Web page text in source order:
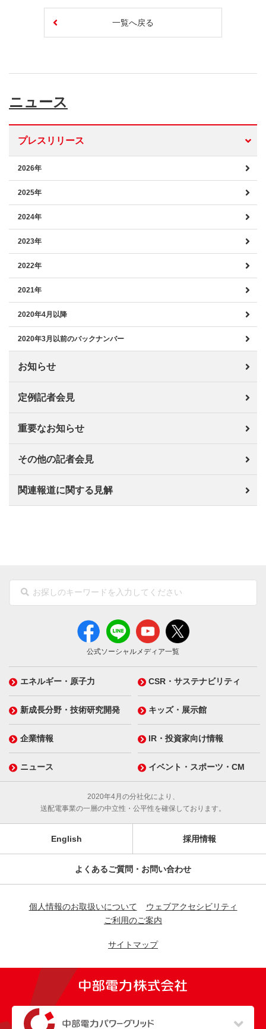
一覧へ戻る
ニュース
プレスリリース
2026年
2025年
2024年
2023年
2022年
2021年
2020年4月以降
2020年3月以前のバックナンバー
お知らせ
定例記者会見
重要なお知らせ
その他の記者会見
関連報道に関する見解
公式ソーシャルメディア一覧
エネルギー・原子力 CSR・サステナビリティ
新成長分野・技術研究開発 キッズ・展示館
企業情報 IR・投資家向け情報
ニュース イベント・スポーツ・CM
2020年4月の分社化により、
送配電事業の一層の中立性・公平性を確保しております。
English 採用情報
よくあるご質問・お問い合わせ
個人情報のお取扱いについて
ウェブアクセシビリティ
ご利用のご案内
サイトマップ